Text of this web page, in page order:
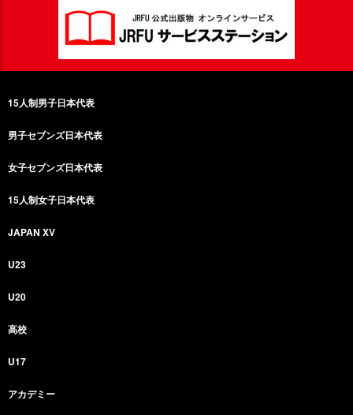
15人制男子日本代表
男子セブンズ日本代表
女子セブンズ日本代表
15人制女子日本代表
JAPAN XV
U23
U20
高校
U17
アカデミー